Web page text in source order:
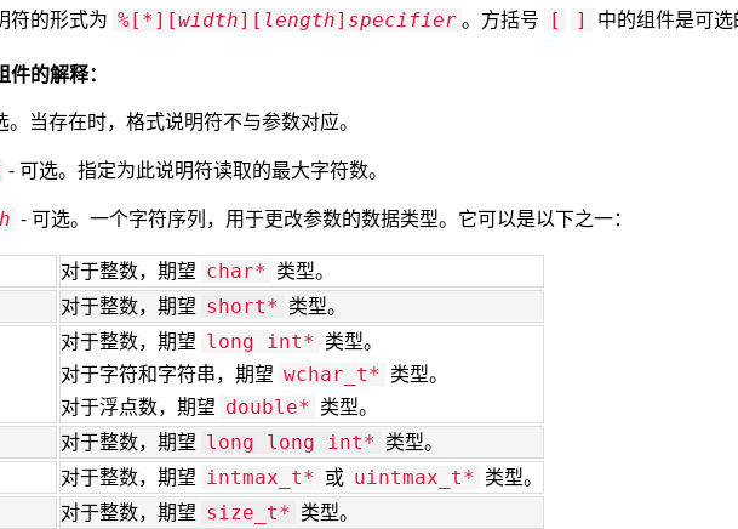
符的形式为 %[*][width][ length] specifier 。方括号 [ ] 中的组件是可
件的解释：
。当存在时，格式说明符不与参数对应。
- 可选。指定为此说明符读取的最大字符数。
- 可选。一个字符序列，用于更改参数的数据类型。它可以是以下之一：
对于整数，期望 char* 类型。
对于整数，期望 short* 类型。
对于整数，期望 long int* 类型。
对于字符和字符串，期望 wchar_t* 类型。
对于浮点数，期望 double* 类型。
对于整数，期望 long long int* 类型。
对于整数，期望 intmax_t* 或 uintmax_t* 类型。
对于整数，期望 size_t* 类型。